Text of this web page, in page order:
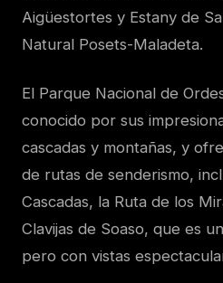
Aigüestortes y Estany de
Natural Posets-Maladeta.
El Parque Nacional de
conocido por sus
cascadas y montañas, y
de rutas de senderismo,
Cascadas, la Ruta de los
Clavijas de Soaso, que es
pero con vistas